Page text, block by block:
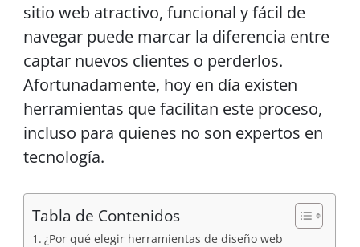
sitio web atractivo, funcional y fácil de
navegar puede marcar la diferencia entre
captar nuevos clientes o perderlos.
Afortunadamente, hoy en día existen
herramientas que facilitan este proceso,
incluso para quienes no son expertos en
tecnología.
Tabla de Contenidos
¿Por qué elegir herramientas de diseño web